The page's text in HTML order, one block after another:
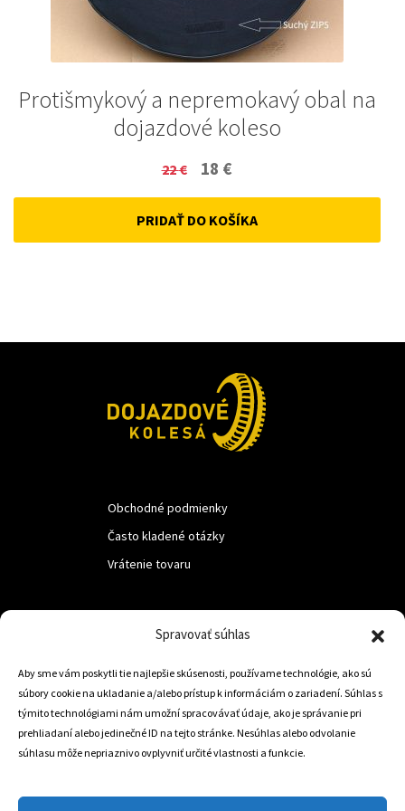
Spravovať súhlas
Aby sme vám poskytli tie najlepšie skúsenosti, používame technológie, ako sú
súbory cookie na ukladanie a/alebo prístup k informáciám o zariadení. Súhlas s
týmito technológiami nám umožní spracovávať údaje, ako je správanie pri
prehliadaní alebo jedinečné ID na tejto stránke. Nesúhlas alebo odvolanie
súhlasu môže nepriaznivo ovplyvniť určité vlastnosti a funkcie.
Protišmykový a nepremokavý obal na
dojazdové koleso
22€
Original
price
was:
18 €
price
is:
PRIDAŤ DO KOŠÍKA
Obchodné podmienky
Často kladené otázky
Vrátenie tovaru
Trstená 02801
+421 905 806 234